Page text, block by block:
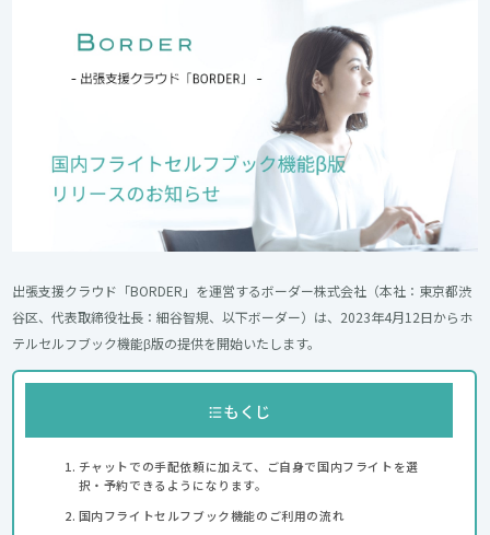
出張支援クラウド「BORDER」を運営するボーダー株式会社（本社：東京都渋
谷区、代表取締役社長：細谷智規、以下ボーダー）は、 2023年4月12日からホ
テルセルフブック機能β版の提供を開始いたします。
もくじ
チャットでの手配依頼に加えて、ご自身で国内フライトを選
択・予約できるようになります。
国内フライトセルフブック機能のご利用の流れ